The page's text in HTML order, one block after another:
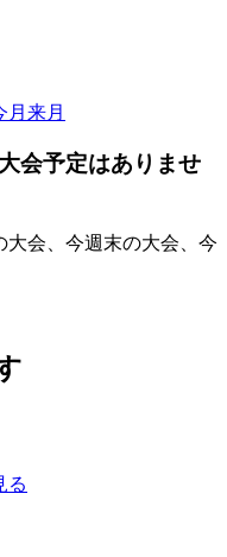
月 来月
会予定はありませ
大会、今週末の大会、今
る